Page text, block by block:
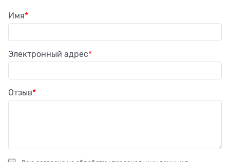
Имя
Электронный адрес
Отзыв